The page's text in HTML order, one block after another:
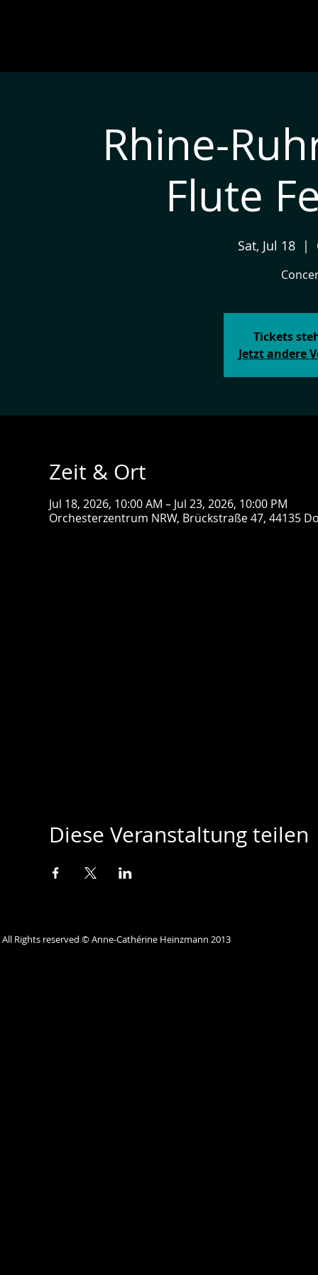
Rhine-
Flute
Sat, Jul 18
  |
Tickets
Jetzt andere
Zeit & Ort
Jul 18, 2026, 10:00 AM – Jul 23, 2026, 10:00 PM
Orchesterzentrum NRW, Brückstraße 47, 44135
Diese Veranstaltung teilen
All Rights reserved © Anne-Cathérine Heinzmann 2013